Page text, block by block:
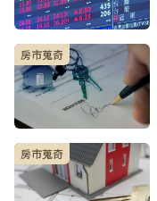
房市蒐奇
房市蒐奇